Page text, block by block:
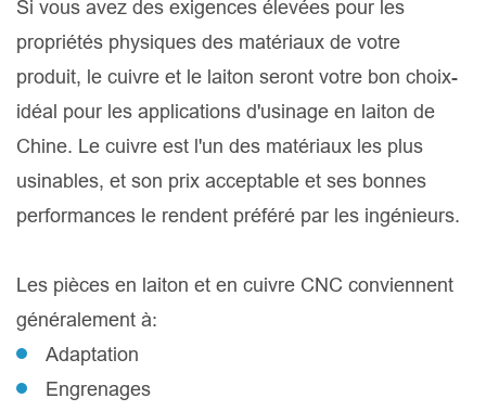
Si vous avez des exigences élevées pour les
propriétés physiques des matériaux de votre
produit, le cuivre et le laiton seront votre bon choix-
idéal pour les applications d'usinage en laiton de
Chine. Le cuivre est l'un des matériaux les plus
usinables, et son prix acceptable et ses bonnes
performances le rendent préféré par les ingénieurs.
Les pièces en laiton et en cuivre CNC conviennent
généralement à:
Adaptation
Engrenages